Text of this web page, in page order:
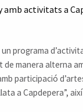
activitats a
un programa
manera alterna
participació
a Capdepera”,